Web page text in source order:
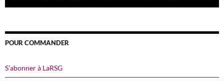
POUR COMMANDER
S’abonner à LaRSG